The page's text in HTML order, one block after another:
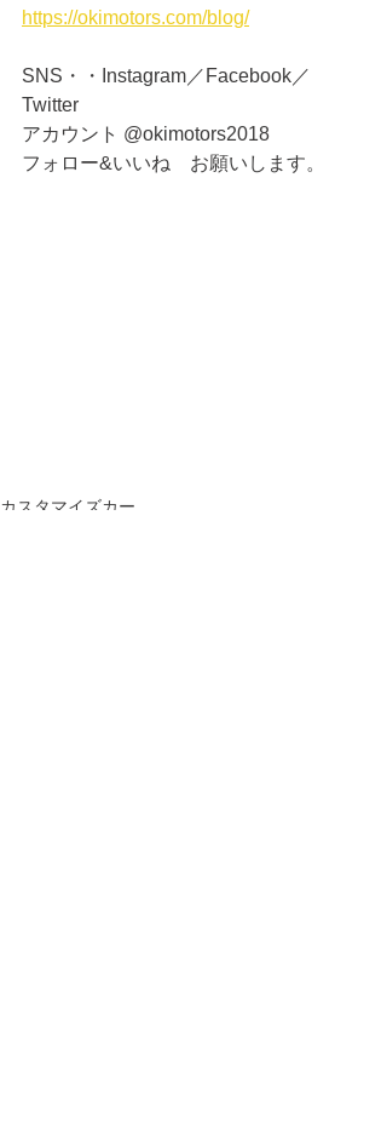
https://okimotors.com/blog/
SNS・・Instagram／Facebook／
Twitter
アカウント @okimotors2018
フォロー&いいね　お願いします。
カスタマイズカー